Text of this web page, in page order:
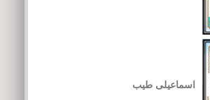
اسماعیلی طیب